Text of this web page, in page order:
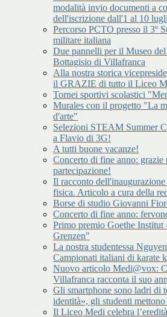
modalità invio documenti a
dell'iscrizione dall'1 al 10
Percorso PCTO presso il 3º
militare italiana
Due pannelli per il Museo
Bottagisio di Villafranca
Alla nostra storica
il GRAZIE di tutto il Liceo
Tornei sportivi scolastici
Murales con il progetto "La
d'arte"
Selezioni STEAM Summer
a Flavio di 3G!
A tutti buone vacanze!
Concerto di fine anno: grazie
partecipazione!
Il racconto
fisica. Articolo a cura della
Borse di studio Giovanni
Concerto di fine anno:
Primo premio Goethe
Grenzen"
La nostra studentessa
Campionati italiani di karate
Nuovo articolo Medi@vox:
Villafranca racconta il suo
Gli smartphone sono ladri di
identità», gli studenti
Il Liceo Medi celebra